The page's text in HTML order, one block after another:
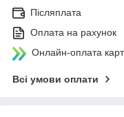
Післяплата
Оплата на рахунок
Онлайн-оплата
Всі умови оплати